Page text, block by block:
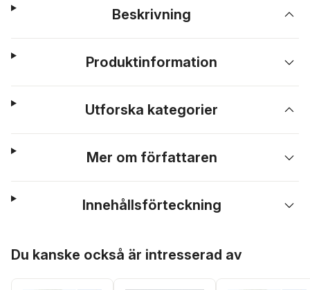
Beskrivning
Produktinformation
Utforska kategorier
Mer om författaren
Innehållsförteckning
Du kanske också är intresserad av